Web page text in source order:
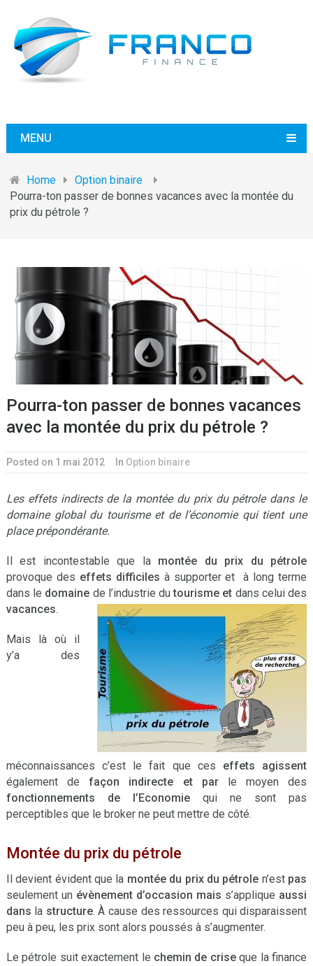
MENU
Home
Option binaire
Pourra-ton passer de bonnes vacances avec la montée du
prix du pétrole ?
Pourra-ton passer de bonnes vacances
avec la montée du prix du pétrole ?
Posted on 1 mai 2012 In Option binaire
Les effets indirects de la montée du prix du pétrole dans le
domaine global du tourisme et de l’économie qui tient une
place prépondérante.
Il est incontestable que la montée du prix du pétrole
provoque des effets difficiles à supporter et à long terme
dans le domaine de l’industrie dutourisme et dans celui des
vacances.
Mais là où il
y’a des
méconnaissances c’est le fait que ces effets agissent
également defaçon indirecte et parle moyen des
fonctionnements de l’Economiequi ne sont pas
perceptibles que le broker ne peut mettre de côté.
Montée du prix du pétrole
Il devient évident que la montée du prix du pétrole n’est pas
seulement un évènement d’occasion mais s’applique aussi
dans la structure. À cause des ressources qui disparaissent
peu à peu, les prix sont alors poussés à s’augmenter.
Le pétrole suit exactement le chemin de criseque la finance